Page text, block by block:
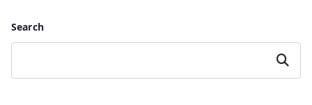
Search
Search